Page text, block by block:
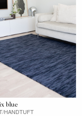
blue
HANDTUFT